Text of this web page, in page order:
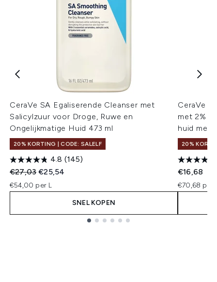
CeraVe SA Egaliserende Cleanser met
Salicylzuur voor Droge, Ruwe en
Ongelijkmatige Huid 473 ml
20% KORTING | CODE: SALELF
4.8 (145)
Recommended Retail Price:
€27,03Huidige prijs:
€25,54
€54,00 per L
SNEL KOPEN
CeraVe
met 2%
huid met
20%
€16,68
€70,68 per